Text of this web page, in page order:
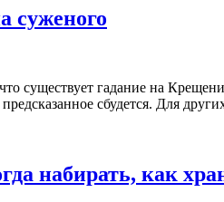
суженого
существует гадание на
сбудется. Для
набирать, как